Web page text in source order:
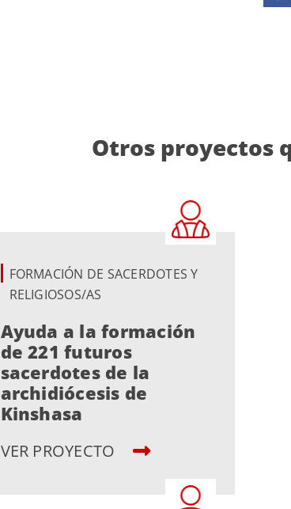
Otros proyectos
FORMACIÓN DE SACERDOTES Y
RELIGIOSOS/AS
Ayuda a la formación
de 221 futuros
sacerdotes de la
archidiócesis de
Kinshasa
VER PROYECTO